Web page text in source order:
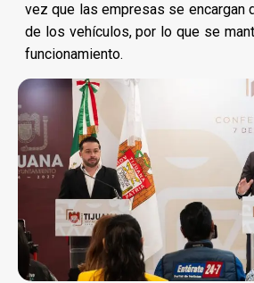
vez que las empresas se encargan
de los vehículos, por lo que se
funcionamiento.